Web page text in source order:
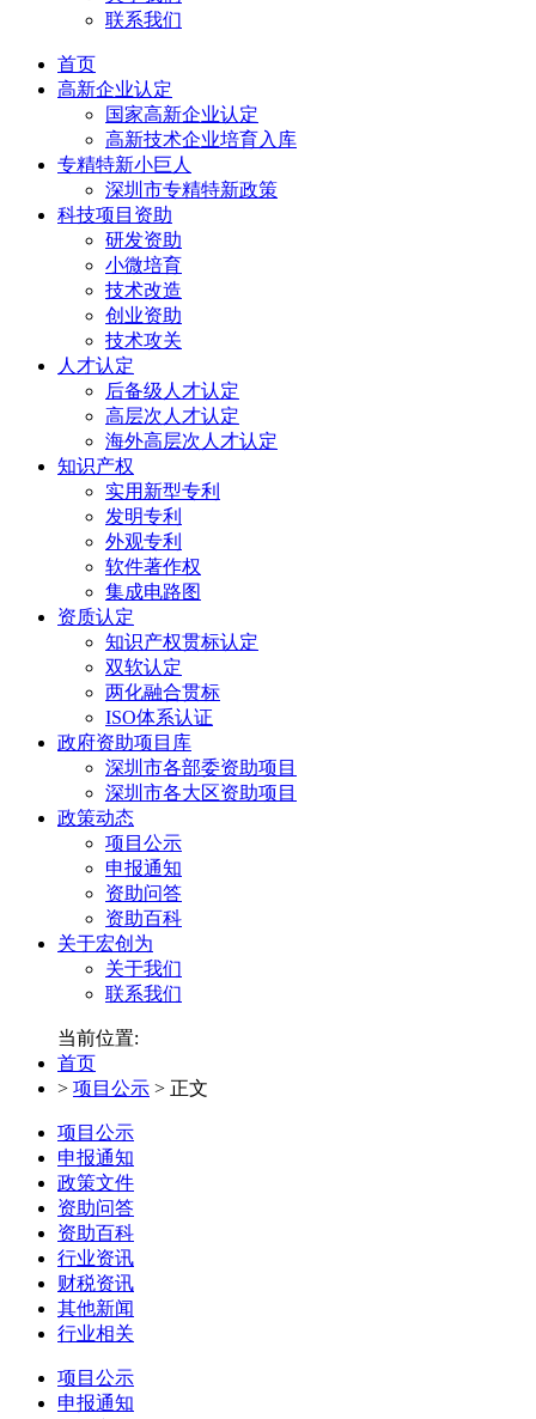
联系我们
首页
高新企业认定
国家高新企业认定
高新技术企业培育入库
专精特新小巨人
深圳市专精特新政策
科技项目资助
研发资助
小微培育
技术改造
创业资助
技术攻关
人才认定
后备级人才认定
高层次人才认定
海外高层次人才认定
知识产权
实用新型专利
发明专利
外观专利
软件著作权
集成电路图
资质认定
知识产权贯标认定
双软认定
两化融合贯标
ISO体系认证
政府资助项目库
深圳市各部委资助项目
深圳市各大区资助项目
政策动态
项目公示
申报通知
资助问答
资助百科
关于宏创为
关于我们
联系我们
当前位置:
首页
> 项目公示 > 正文
项目公示
申报通知
政策文件
资助问答
资助百科
行业资讯
财税资讯
其他新闻
行业相关
项目公示
申报通知